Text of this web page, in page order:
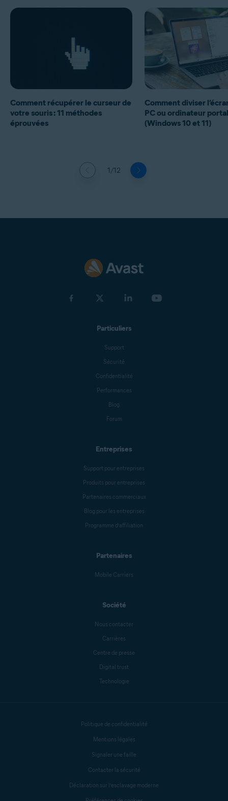
1/12
Comment récupérer le curseur de
votre souris : 11 méthodes
éprouvées
Comment diviser
PC ou ordinateur
(Windows 10 et 11)
Particuliers
Support
Sécurité
Confidentialité
Performances
Blog
Forum
Entreprises
Support pour entreprises
Produits pour entreprises
Partenaires commerciaux
Blog pour les entreprises
Programme d’affiliation
Partenaires
Mobile Carriers
Société
Nous contacter
Carrières
Centre de presse
Digital trust
Technologie
Politique de confidentialité
Mentions légales
Signaler une faille
Contacter la sécurité
Déclaration sur l’esclavage moderne